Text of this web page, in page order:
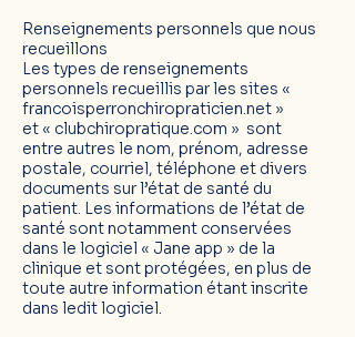
Renseignements personnels que nous
recueillons
Les types de renseignements
personnels recueillis par les sites «
francoisperronchiropraticien.net »
et « clubchiropratique.com » sont
entre autres le nom, prénom, adresse
postale, courriel, téléphone et divers
documents sur l’état de santé du
patient. Les informations de l’état de
santé sont notamment conservées
dans le logiciel « Jane app » de la
clinique et sont protégées, en plus de
toute autre information étant inscrite
dans ledit logiciel.